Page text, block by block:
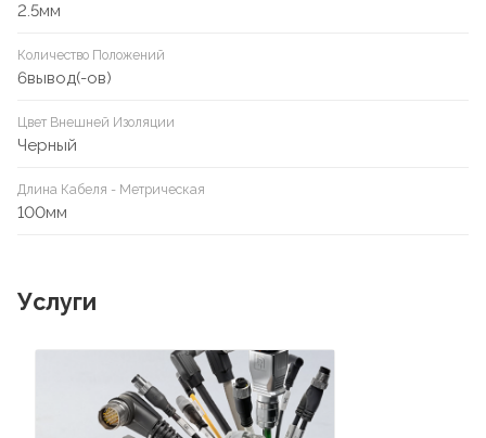
2.5мм
Количество Положений
6вывод(-ов)
Цвет Внешней Изоляции
Черный
Длина Кабеля - Метрическая
100мм
Услуги